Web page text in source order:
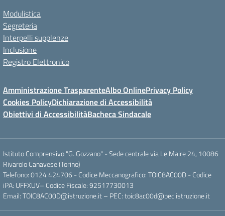
Modulistica
Segreteria
Interpelli supplenze
Inclusione
Registro Elettronico
Amministrazione TrasparenteAlbo OnlinePrivacy Policy
Cookies PolicyDichiarazione di Accessibilità
Obiettivi di AccessibilitàBacheca Sindacale
Istituto Comprensivo "G. Gozzano" - Sede centrale via Le Maire 24, 10086
Rivarolo Canavese (Torino)
Telefono: 0124 424706 - Codice Meccanografico: TOIC8AC00D - Codice
iPA: UFFXUV– Codice Fiscale: 92517730013
Email: TOIC8AC00D@istruzione.it – PEC: toic8ac00d@pec.istruzione.it